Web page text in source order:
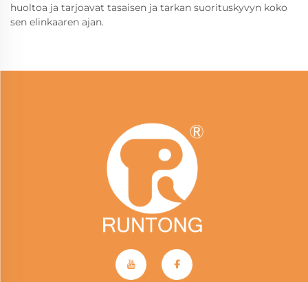
huoltoa ja tarjoavat tasaisen ja tarkan suorituskyvyn koko
sen elinkaaren ajan.